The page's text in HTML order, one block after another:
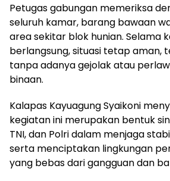
Petugas gabungan memeriksa
seluruh kamar, barang bawaan
area sekitar blok hunian. Selama
berlangsung, situasi tetap aman,
tanpa adanya gejolak atau
binaan.
Kalapas Kayuagung Syaikoni
kegiatan ini merupakan bentuk
TNI, dan Polri dalam menjaga
serta menciptakan lingkungan
yang bebas dari gangguan dan